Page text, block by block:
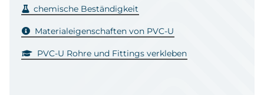
chemische Beständigkeit
Materialeigenschaften von PVC-U
PVC-U Rohre und Fittings verkleben